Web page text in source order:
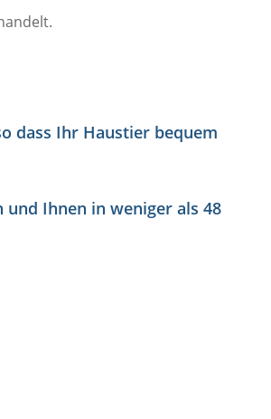
dass Ihr Haustier bequem
und Ihnen in weniger als 48